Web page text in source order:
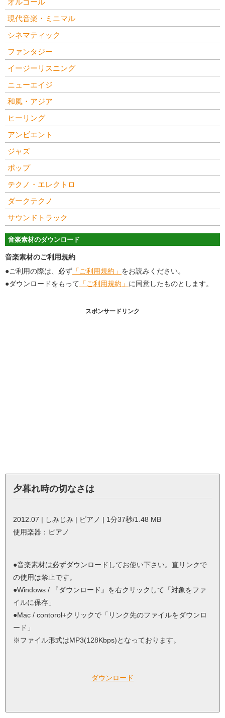
オルゴール
現代音楽・ミニマル
シネマティック
ファンタジー
イージーリスニング
ニューエイジ
和風・アジア
ヒーリング
アンビエント
ジャズ
ポップ
テクノ・エレクトロ
ダークテクノ
サウンドトラック
音楽素材のダウンロード
音楽素材のご利用規約
●ご利用の際は、必ず 「ご利用規約」 をお読みください。
●ダウンロードをもって 「ご利用規約」 に同意したものとします。
スポンサードリンク
夕暮れ時の切なさは
2012.07 | しみじみ | ピアノ | 1分37秒/1.48 MB
使用楽器：ピアノ
●音楽素材は必ずダウンロードしてお使い下さい。直リンクで
の使用は禁止です。
●Windows / 『ダウンロード』を右クリックして「対象をファ
イルに保存」
●Mac / contorol+クリックで「リンク先のファイルをダウンロ
ード」
※ファイル形式はMP3(128Kbps)となっております。
ダウンロード